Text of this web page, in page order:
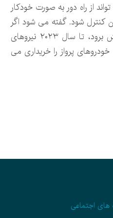
از راه دور به صورت خودکار
کنترل شود. گفته می شود اگر
همه این موارد طبق پلان پیش برود، تا سال ۲۰۲۳ نیروهای
پرواز را خریداری می
های اجتماعی